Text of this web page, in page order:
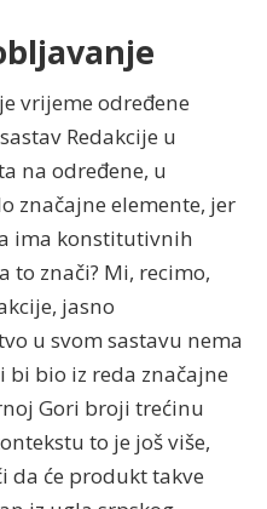
vrijeme određene
Redakcije u
na određene, u
značajne elemente, jer
ima konstitutivnih
to znači? Mi, recimo,
jasno
u svom sastavu nema
bio iz reda značajne
Gori broji trećinu
to je još više,
da će produkt takve